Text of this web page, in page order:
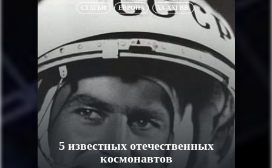
СТАТЬИ ЕВРОПА XX-XXI ВВ.
5 известных отечественных
космонавтов